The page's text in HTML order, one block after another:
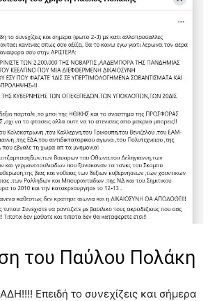
του Παύλου Πολάκη
Επειδή το συνεχίζεις και σήμερα